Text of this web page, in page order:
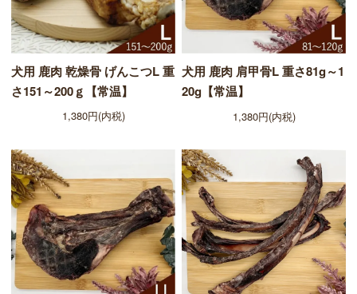
犬用 鹿肉 乾燥骨 げんこつL 重
さ151～200ｇ【常温】
1,380円(内税)
犬用 鹿肉 肩甲骨L 重さ81g～1
20g【常温】
1,380円(内税)